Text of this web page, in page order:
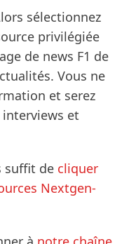
sélectionnez
privilégiée
de news F1 de
Vous ne
et serez
et
suffit de cliquer
Nextgen-